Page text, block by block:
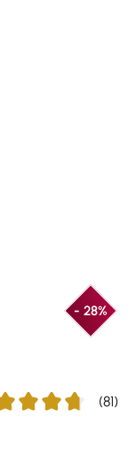
- 28%
(81)